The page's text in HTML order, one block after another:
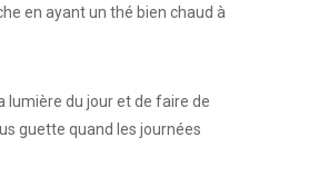
en ayant un thé bien chaud à
lumière du jour et de faire de
guette quand les journées